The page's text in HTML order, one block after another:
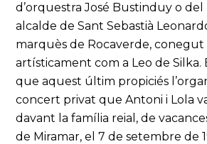
d’orquestra José Bustinduy o del
alcalde de Sant Sebastià
marquès de Rocaverde, conegut
artísticament com a Leo de Silka.
que aquest últim propiciés
concert privat que Antoni i Lola
davant la família reial, de
de Miramar, el 7 de setembre de